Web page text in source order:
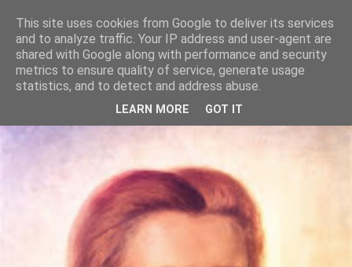
Szívtánc
Itt vagyunk, most, te és én. Együtt. Táncolunk. A lelkünk
This site uses cookies from Google to deliver its services
and to analyze traffic. Your IP address and user-agent are
shared with Google along with performance and security
metrics to ensure quality of service, generate usage
statistics, and to detect and address abuse.
LEARN MORE GOT IT